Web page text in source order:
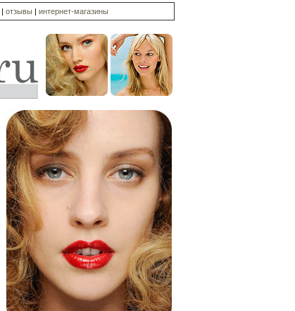
| отзывы | интернет-магазины